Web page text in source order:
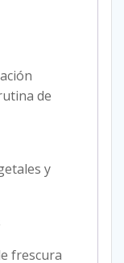
de
y
frescura